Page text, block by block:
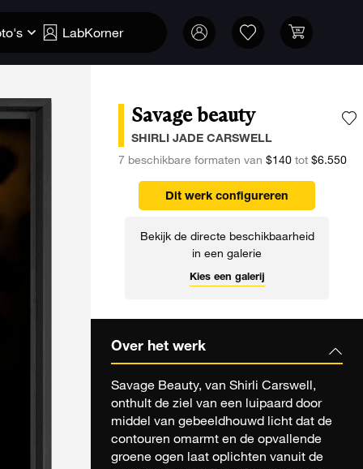
LabKorner
Savage beauty
SHIRLI JADE CARSWELL
7 beschikbare formaten van $140tot $6.550
Dit werk configureren
Bekijk de directe beschikbaarheid
in een galerie
Kies een galerij
Over het werk
Savage Beauty, van Shirli Carswell,
onthult de ziel van een luipaard door
middel van gebeeldhouwd licht dat de
contouren omarmt en de opvallende
groene ogen laat oplichten vanuit de